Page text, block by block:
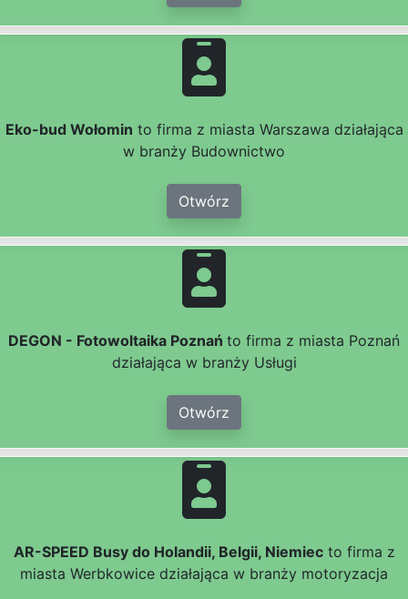
Eko-bud Wołomin to firma z miasta Warszawa działająca
w branży Budownictwo
Otwórz
DEGON - Fotowoltaika Poznań to firma z miasta Poznań
działająca w branży Usługi
Otwórz
AR-SPEED Busy do Holandii, Belgii, Niemiecto firma z
miasta Werbkowice działająca w branży motoryzacja